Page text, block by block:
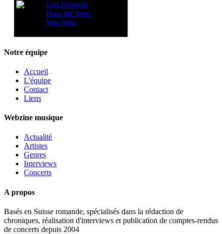
Led Zeppelin
How the West
Was Won
Notre équipe
Accueil
L'équipe
Contact
Liens
Webzine musique
Actualité
Artistes
Genres
Interviews
Concerts
A propos
Basés en Suisse romande, spécialisés dans la rédaction de
chroniques, réalisation d'interviews et publication de comptes-rendus
de concerts depuis 2004